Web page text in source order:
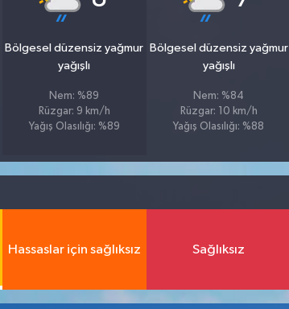
Bölgesel düzensiz yağmur
yağışlı
Nem: %89
Rüzgar: 9 km/h
Yağış Olasılığı: %89
Bölgesel düzensiz yağmur
yağışlı
Nem: %84
Rüzgar: 10 km/h
Yağış Olasılığı: %88
Hassaslar için sağlıksız Sağlıksız